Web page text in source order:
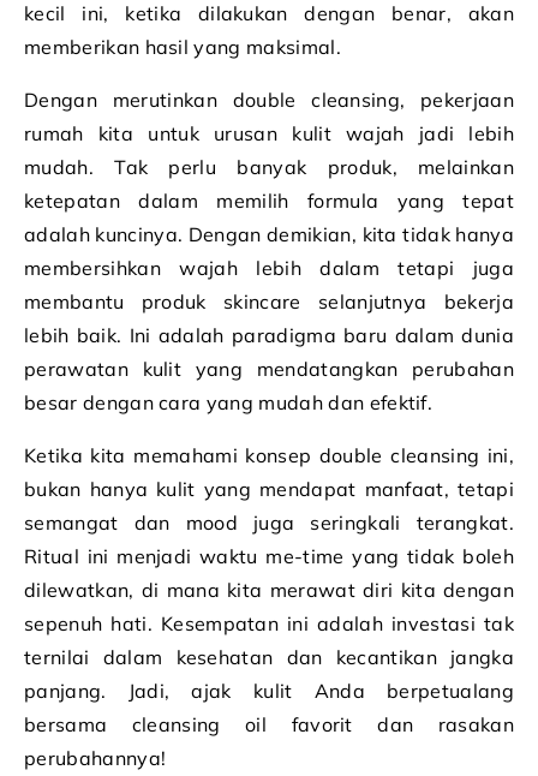
kecil ini, ketika dilakukan dengan benar, akan
memberikan hasil yang maksimal.
Dengan merutinkan double cleansing, pekerjaan
rumah kita untuk urusan kulit wajah jadi lebih
mudah. Tak perlu banyak produk, melainkan
ketepatan dalam memilih formula yang tepat
adalah kuncinya. Dengan demikian, kita tidak hanya
membersihkan wajah lebih dalam tetapi juga
membantu produk skincare selanjutnya bekerja
lebih baik. Ini adalah paradigma baru dalam dunia
perawatan kulit yang mendatangkan perubahan
besar dengan cara yang mudah dan efektif.
Ketika kita memahami konsep double cleansing ini,
bukan hanya kulit yang mendapat manfaat, tetapi
semangat dan mood juga seringkali terangkat.
Ritual ini menjadi waktu me-time yang tidak boleh
dilewatkan, di mana kita merawat diri kita dengan
sepenuh hati. Kesempatan ini adalah investasi tak
ternilai dalam kesehatan dan kecantikan jangka
panjang. Jadi, ajak kulit Anda berpetualang
bersama cleansing oil favorit dan rasakan
perubahannya!